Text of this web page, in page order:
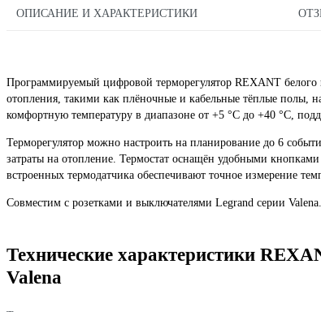
ОПИСАНИЕ И ХАРАКТЕРИСТИКИ
Программируемый цифровой терморегулятор REXANT белого
отопления, такими как плёночные и кабельные тёплые полы,
комфортную температуру в диапазоне от +5 °C до +40 °C,
Терморегулятор можно настроить на планирование до 6
затраты на отопление. Термостат оснащён удобными
встроенных термодатчика обеспечивают точное измерение
Совместим с розетками и выключателями Legrand серии Valena.
Технические характеристики
Valena